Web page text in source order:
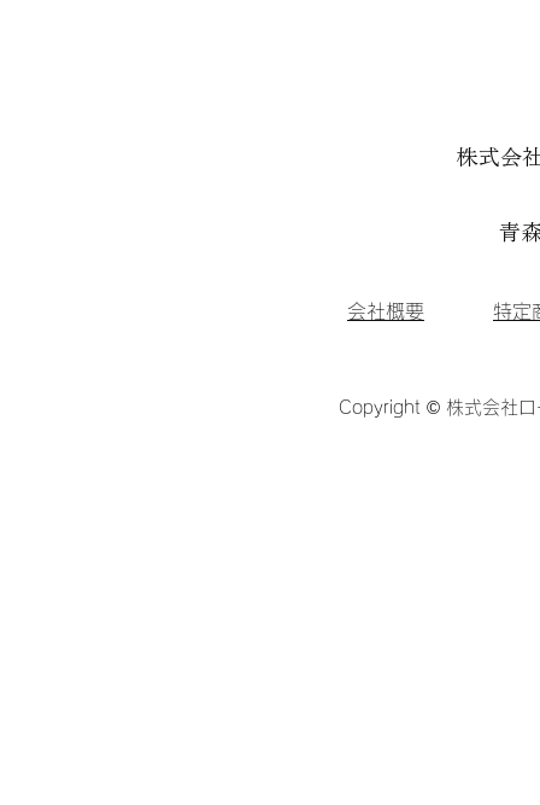
株式会
青
会社概要 特定
Copyright © 株式会社